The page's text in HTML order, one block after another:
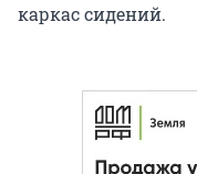
каркас сидений.